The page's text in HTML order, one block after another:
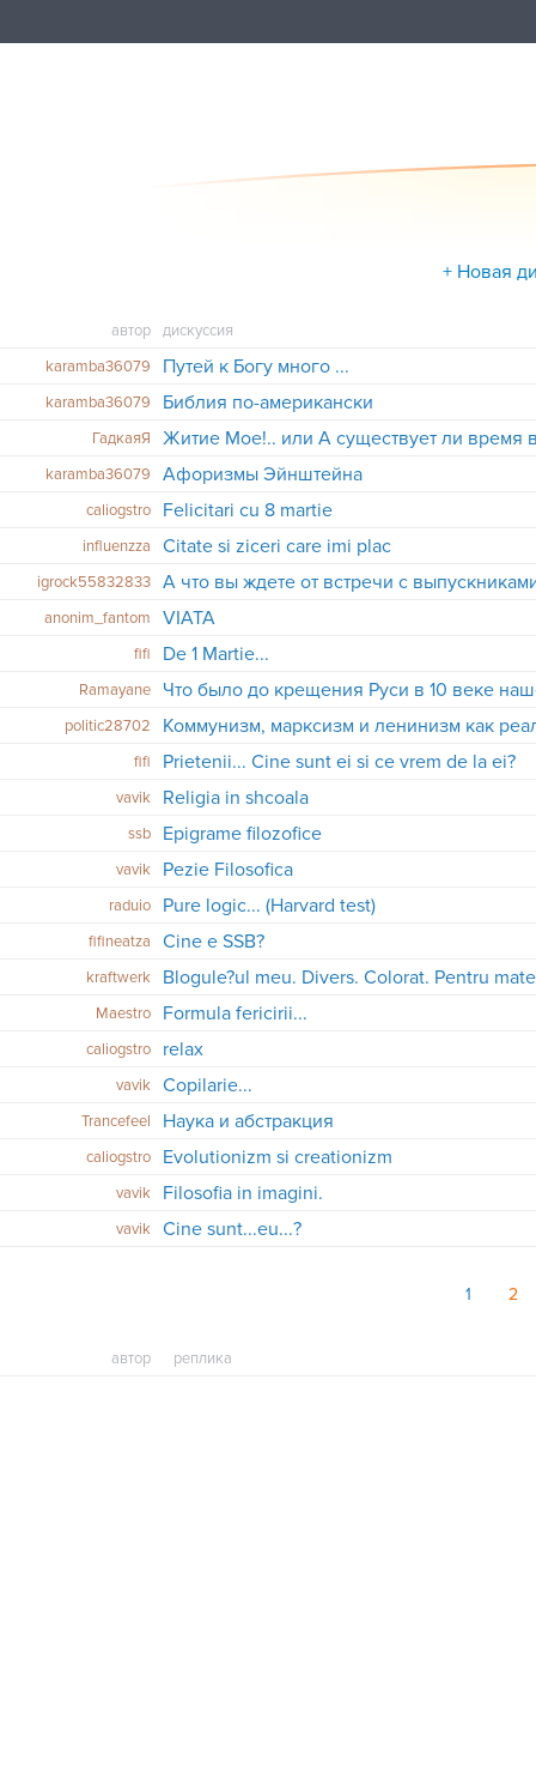
+ Новая
автор
дискуссия
karamba36079
Путей к Богу много ...
karamba36079 Библия по-американски
ГадкаяЯ Житие Мое!.. или А существует ли время
karamba36079 Афоризмы Эйнштейна
caliogstro Felicitari cu 8 martie
influenzza Citate si ziceri care imi plac
igrock55832833 A что вы ждете от встречи с
anonim_fantom VIATA
fifi De 1 Martie...
Ramayane
politic28702
Коммунизм, марксизм и ленинизм как
fifi Prietenii... Cine sunt ei si ce vrem de la ei?
vavik Religia in shcoala
ssb Epigrame filozofice
vavik Pezie Filosofica
raduio Pure logic... (Harvard test)
fifineatza Cine e SSB?
kraftwerk Blogule?ul meu. Divers. Colorat. Pentru
Maestro Formula fericirii...
caliogstro relax
vavik Copilarie...
Trancefeel Наука и абстракция
caliogstro Evolutionizm si creationizm
vavik Filosofia in imagini.
vavik Cine sunt...eu...?
1 2
автор реплика